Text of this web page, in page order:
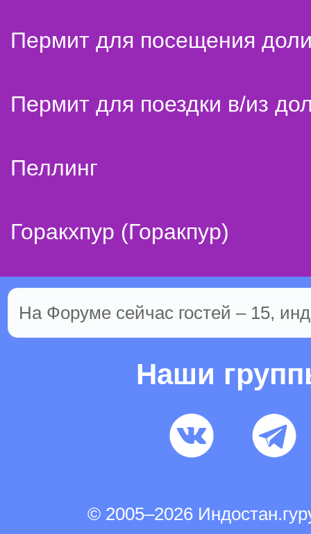
Пермит для посещения
Пермит для поездки в/из
Пеллинг
Горакхпур (Горакпур)
На Форуме сейчас гостей – 15,
Наши
© 2005–2026